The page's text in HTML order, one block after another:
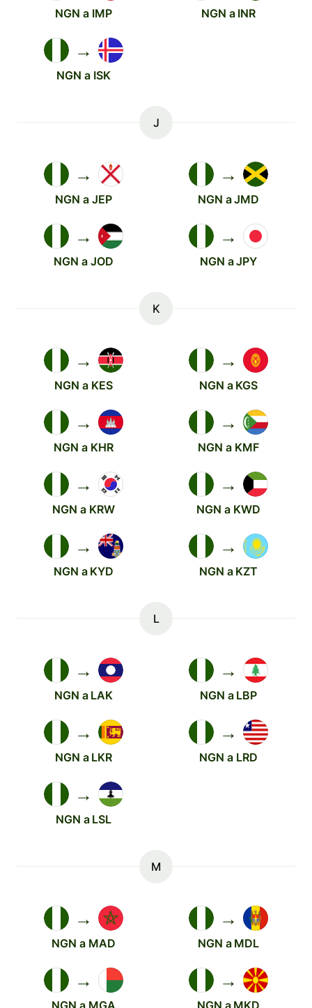
NGN a IMP NGN a INR
→
NGN a ISK
J
→
NGN a JEP
→
NGN a JMD
→
NGN a JOD
→
NGN a JPY
K
→
NGN a KES
→
NGN a KGS
→
NGN a KHR
→
NGN a KMF
→
NGN a KRW
→
NGN a KWD
→
NGN a KYD
→
NGN a KZT
L
→
NGN a LAK
→
NGN a LBP
→
NGN a LKR
→
NGN a LRD
→
NGN a LSL
M
→
NGN a MAD
→
NGN a MDL
→
NGN a MGA
→
NGN a MKD